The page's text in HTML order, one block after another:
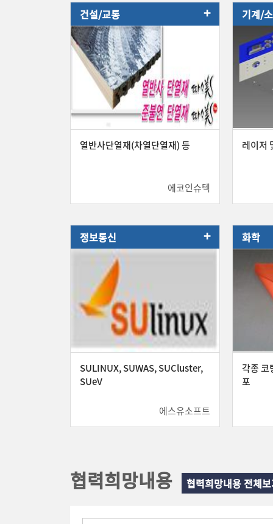
건설/교통 +
열반사단열재(차열단열재) 등
에코인슈텍
기계/
레이저
정보통신 +
SULINUX, SUWAS, SUCluster,
SUeV
에스유소프트
화학
각종 코
포
협력희망내용 협력희망내용 전체
- 당사는 -50℃부터 900℃까지 다양한 온도영역에서 높
- 당사는 초음파센서, 진동모듈, 피부미용, 나노모션, 초